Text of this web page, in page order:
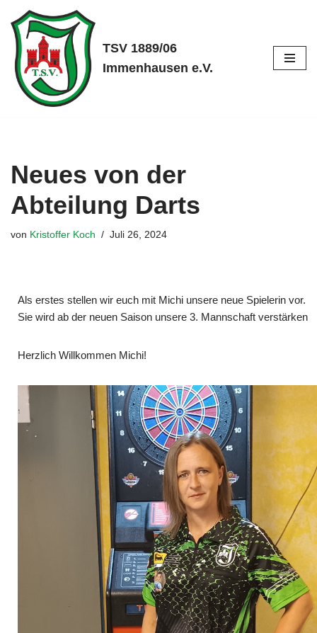
Zum
Inhalt
springen
TSV 1889/06
Immenhausen e.V.
Neues von der
Abteilung Darts
von Kristoffer Koch Juli 26, 2024
Als erstes stellen wir euch mit Michi unsere neue Spielerin vor.
Sie wird ab der neuen Saison unsere 3. Mannschaft verstärken
Herzlich Willkommen Michi!